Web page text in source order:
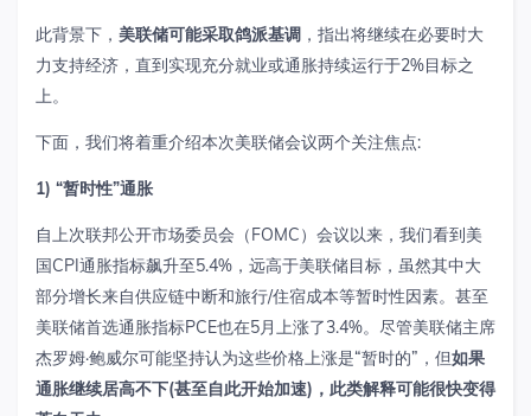
此背景下， 美联储可能采取鸽派基调 ，指出将继续在必要时大
力支持经济，直到实现充分就业或通胀持续运行于2%目标之
上。
下面，我们将着重介绍本次美联储会议两个关注焦点:
1) “暂时性”通胀
自上次联邦公开市场委员会（FOMC）会议以来，我们看到美
国CPI通胀指标飙升至5.4%，远高于美联储目标，虽然其中大
部分增长来自供应链中断和旅行/住宿成本等暂时性因素。甚至
美联储首选通胀指标PCE也在5月上涨了3.4%。尽管美联储主席
杰罗姆·鲍威尔可能坚持认为这些价格上涨是“暂时的”，但如果
通胀继续居高不下(甚至自此开始加速) ，此类解释可能很快变得